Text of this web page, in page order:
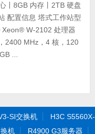
丨8GB 内存丨2TB 硬盘
配置信息 塔式工作站型
W-2102 处理器
2400 MHz，4 核，120
...
SI交换机
H3C S5560X-
机
R4900 G3服务器